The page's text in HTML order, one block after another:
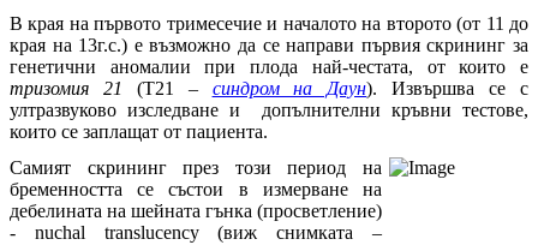
В края на първото тримесечие и началото на второто (от 11 до
края на 13г.с.) е възможно да се направи първия скрининг за
генетични аномалии при плода най-честата, от които е
тризомия 21
(Т21 – синдром на Даун). Извършва се с
ултразвуково изследване и допълнителни кръвни тестове,
които се заплащат от пациента.
Самият скрининг през този период на
бременността се състои в измерване на
дебелината на шейната гънка (просветление)
- nuchal translucency (виж снимката –